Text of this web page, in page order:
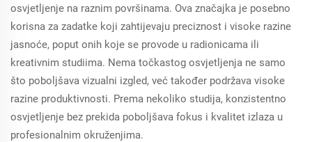
osvjetljenje na raznim površinama. Ova značajka je posebno
korisna za zadatke koji zahtijevaju preciznost i visoke razine
jasnoće, poput onih koje se provode u radionicama ili
kreativnim studiima. Nema točkastog osvjetljenja ne samo
što poboljšava vizualni izgled, već također podržava visoke
razine produktivnosti. Prema nekoliko studija, konzistentno
osvjetljenje bez prekida poboljšava fokus i kvalitet izlaza u
profesionalnim okruženjima.